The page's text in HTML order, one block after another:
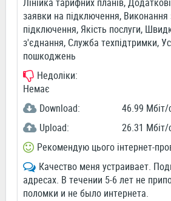
заявки на підключення, Виконання
підключення, Якість послуги,
з'єднання, Служба техпідтримки,
пошкоджень
Недоліки:
Немає
Download:
46.99 Мбіт/
Upload:
26.31 Мбіт/
Рекомендую цього інтернет-
Качество меня устраивает.
адресах. В течении 5-6 лет не
поломки и не было интернета.